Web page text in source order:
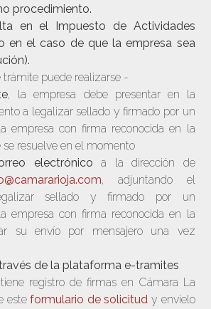
procedimiento.
en el Impuesto de Actividades
en el caso de que la empresa sea
trámite puede realizarse -
, la empresa debe presentar en la
a legalizar sellado y firmado por un
empresa con firma reconocida en la
resuelve en el momento
electrónico a la dirección de
, adjuntando el
sellado y firmado por un
empresa con firma reconocida en la
su envío por mensajero una vez
de la plataforma e-tramites
registro de firmas en Cámara La
esteformulario de solicitud y envíelo